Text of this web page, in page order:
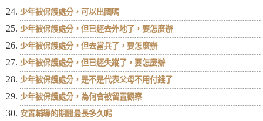
少年被保護處分，可以出國嗎
少年被保護處分，但已經去外地了，要怎麼辦
少年被保護處分，但去當兵了，要怎麼辦
少年被保護處分，但已經失蹤了，要怎麼辦
少年被保護處分，是不是代表父母不用付錢了
少年被保護處分，為何會被留置觀察
安置輔導的期間最長多久呢